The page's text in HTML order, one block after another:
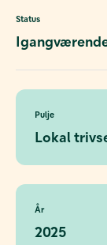
Status
Pulje
Lokal
År
2025